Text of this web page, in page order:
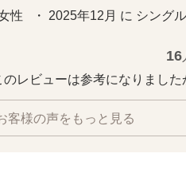
性   ・ 2025年12月 に シング
16
のレビューは参考になりました
客様の声をもっと見る